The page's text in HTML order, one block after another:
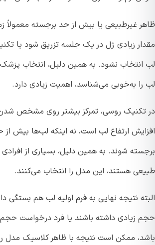
غیرطبیعی یا بیش از حد برجسته معمولاً
زیادی ژل در یک جلسه تزریق شود یا تکنیک
نشود. به همین دلیل، انتخاب پزشک یا
به‌خوبی می‌شناسد، اهمیت زیادی دارد.
روسی، تمرکز بیشتر روی مشخص شدن
ارتفاع لب است، نه اینکه لب‌ها بیش از
شوند. به همین دلیل، بسیاری از افرادی که
هستند، این مدل را انتخاب می‌کنند.
نتیجه نهایی به فرم اولیه لب هم بستگی
زیادی داشته باشند یا فرد درخواست حجم
ممکن است نتیجه با ظاهر کلاسیک مدل